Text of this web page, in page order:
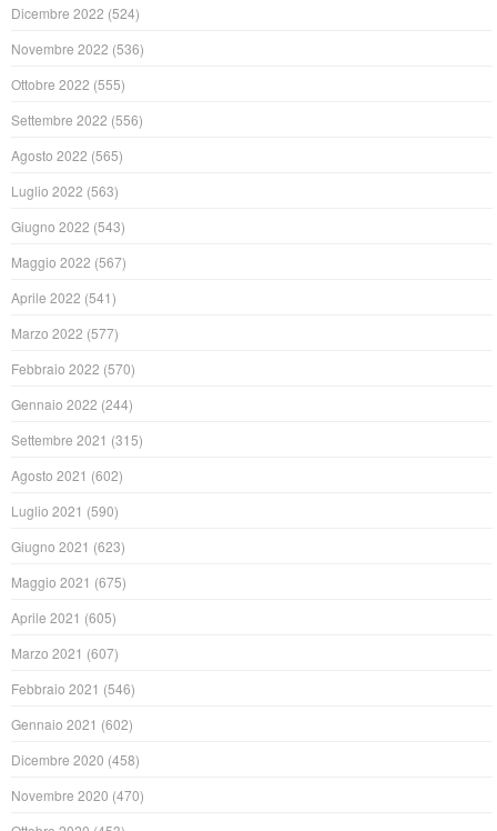
Dicembre 2022 (524)
Novembre 2022 (536)
Ottobre 2022 (555)
Settembre 2022 (556)
Agosto 2022 (565)
Luglio 2022 (563)
Giugno 2022 (543)
Maggio 2022 (567)
Aprile 2022 (541)
Marzo 2022 (577)
Febbraio 2022 (570)
Gennaio 2022 (244)
Settembre 2021 (315)
Agosto 2021 (602)
Luglio 2021 (590)
Giugno 2021 (623)
Maggio 2021 (675)
Aprile 2021 (605)
Marzo 2021 (607)
Febbraio 2021 (546)
Gennaio 2021 (602)
Dicembre 2020 (458)
Novembre 2020 (470)